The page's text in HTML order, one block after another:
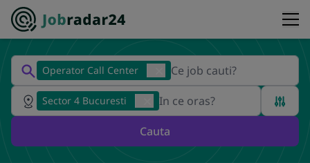
Operator Call Center
Sector 4 Bucuresti
Cauta